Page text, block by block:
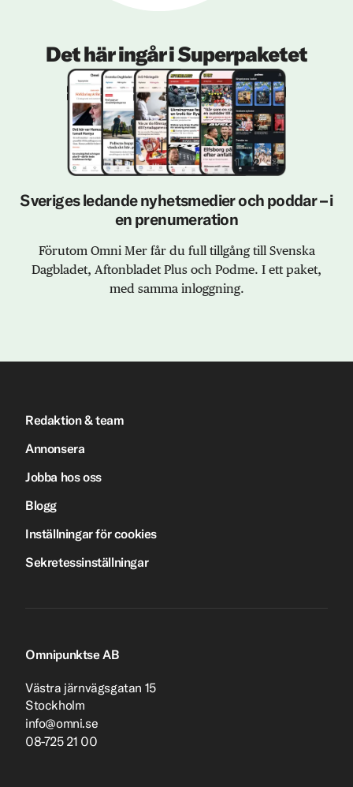
Det här ingår i Superpaketet
Sveriges ledande nyhetsmedier och poddar – i
en prenumeration
Förutom Omni Mer får du full tillgång till Svenska
Dagbladet, Aftonbladet Plus och Podme. I ett paket,
med samma inloggning.
Redaktion & team
Annonsera
Jobba hos oss
Blogg
Inställningar för cookies
Sekretessinställningar
Omnipunktse AB
Västra järnvägsgatan 15
Stockholm
info@omni.se
08-725 21 00